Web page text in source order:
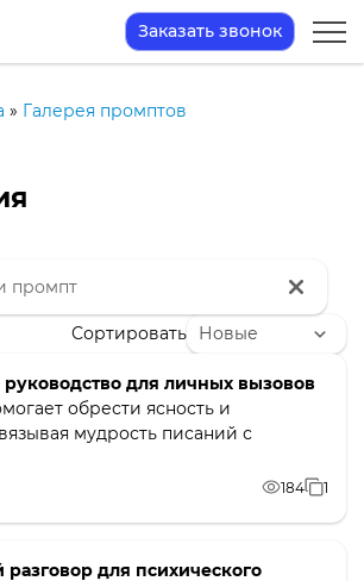
Заказать звонок
» Галерея промптов
Сортировать
для личных вызовов
обрести ясность и
мудрость писаний с
184 1
для психического